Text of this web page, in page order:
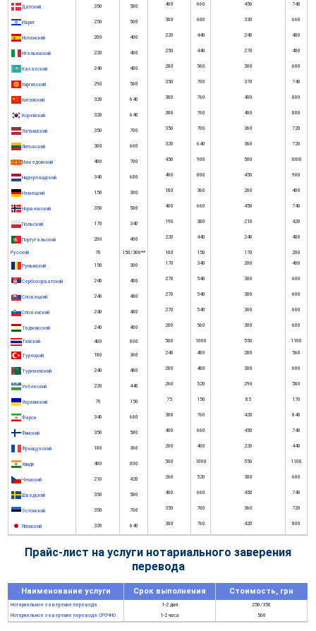
Датский 350 580 400 660 450 740
Иврит 250 500 300 600 330 660
Испанский 200 400 220 440 240 480
Итальянский 220 400 250 440 270 480
Казахский 240 480 280 560 300 600
Киргизский 290 580 350 700 370 740
Китайский 320 640 380 760 400 800
Корейский 320 640 380 760 400 800
Латышский 350 700 350 700 360 720
Литовский 300 600 320 640 360 720
Македонский 400 700 450 900 500 1000
Нидерландский 340 680 400 800 450 900
Немецкий 150 300 180 360 200 400
Норвежский 350 580 400 660 450 740
Польский 170 340 190 380 210 420
Португальский 200 400 220 440 240 480
Русский 70 150/300** 100 150 170 200
Румынский 150 300 170 340 200 400
Сербохорватский 240 480 270 540 300 600
Словацкий 240 480 270 540 300 600
Словенский 240 480 270 540 300 600
Таджикский 240 480 280 560 300 600
Тайский 400 800 500 1000 550 1100
Турецкий 180 360 240 480 280 560
Туркменский 240 480 280 480 300 600
Узбекский 220 440 260 520 290 580
Украинский 70 150 75 150 85 170
Фарси 340 680 380 760 420 840
Финский 350 580 400 660 450 740
Французский 180 360 200 400 220 440
Хинди 400 800 500 1000 550 1100
Чешский 210 420 260 520 300 600
Шведский 350 580 400 660 450 740
Эстонский 350 700 350 700 360 720
Японский 320 640 380 760 420 800
Прайс-лист на услуги нотариального заверения
перевода
Наименование услуги Срок выполнения Стоимость, грн
Нотариальное заверение перевода 1-2 дня
250/350
Нотариальное заверение перевода СРОЧНО
1-2 часа 500